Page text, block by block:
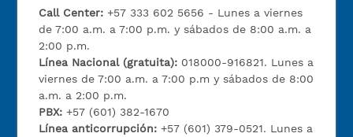
Call Center:+57 333 602 5656 - Lunes a viernes
de 7:00 a.m. a 7:00 p.m. y sábados de 8:00 a.m. a
2:00 p.m.
Línea Nacional (gratuita): 018000-916821. Lunes a
viernes de 7:00 a.m. a 7:00 p.m y sábados de 8:00
a.m. a 2:00 p.m.
PBX:+57 (601) 382-1670
Línea anticorrupción:+57 (601) 379-0521. Lunes a